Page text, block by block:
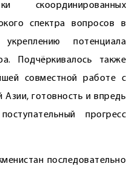
скоординированных
спектра вопросов в
потенциала
Подчёркивалось также
совместной работе с
готовность и впредь
прогресс
последовательно